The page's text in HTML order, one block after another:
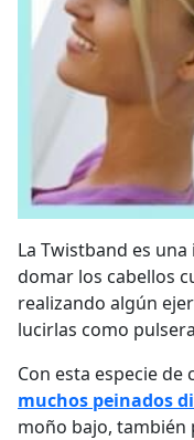
La Twistband es
domar los cabellos
realizando algún
lucirlas como
Con esta especie de
muchos peinados
moño bajo, también